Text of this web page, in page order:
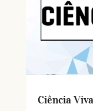
Ciência Viva